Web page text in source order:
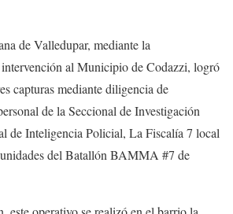
de Valledupar, mediante la
al Municipio de Codazzi, logró
capturas mediante diligencia de
de la Seccional de Investigación
de Inteligencia Policial, La Fiscalía 7 local
del Batallón BAMMA #7 de